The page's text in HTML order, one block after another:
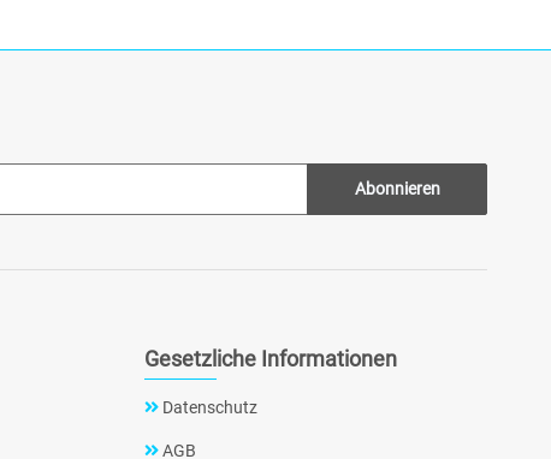
Abonnieren
Gesetzliche Informationen
Datenschutz
AGB